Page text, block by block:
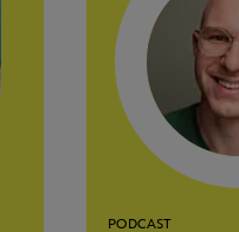
PODCAST